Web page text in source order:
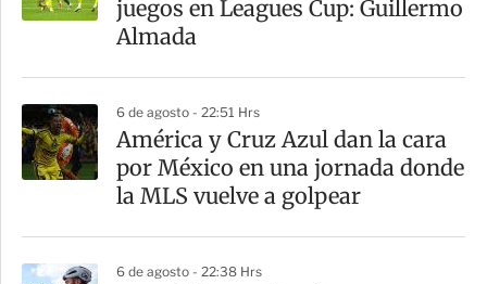
juegos en Leagues Cup: Guillermo
Almada
6 de agosto - 22:51 Hrs
América y Cruz Azul dan la cara
por México en una jornada donde
la MLS vuelve a golpear
6 de agosto - 22:38 Hrs